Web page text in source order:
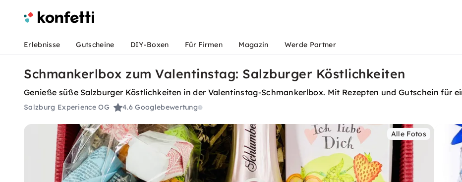
Erlebnisse Gutscheine DIY-Boxen Für Firmen Magazin Werde Partner
Schmankerlbox zum Valentinstag: Salzburger Köstlichkeiten
Genieße süße Salzburger Köstlichkeiten in der Valentinstag-Schmankerlbox. Mit Rezepten und Gutschein für
Salzburg Experience OG 4.6Googlebewertung
Alle Fotos